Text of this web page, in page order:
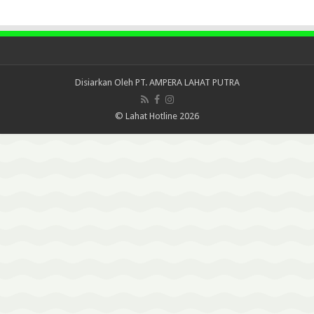
Disiarkan Oleh PT. AMPERA LAHAT PUTRA
© Lahat Hotline 2026